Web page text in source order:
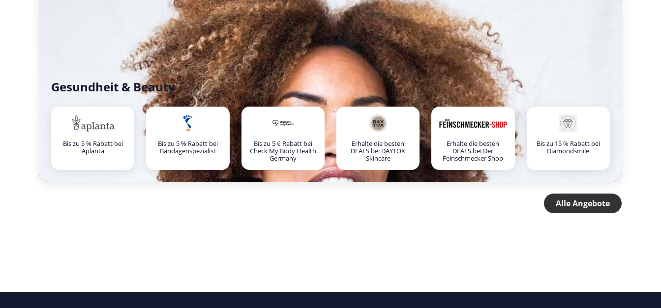
Gesundheit & Beauty
Bis zu 5 % Rabatt bei
Aplanta
Bis zu 5 % Rabatt bei
Bandagenspezialist
Bis zu 5 € Rabatt bei
Check My Body Health
Germany
Erhalte die besten
DEALS bei DAYTOX
Skincare
Erhalte die besten
DEALS bei Der
Feinschmecker Shop
Bis zu 15 % Rabatt bei
Diamondsmile
Alle Angebote